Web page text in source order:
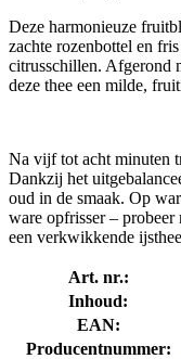
Deze harmonieuze
zachte rozenbottel en
citrusschillen. Afgerond
deze thee een milde,
Na vijf tot acht minuten
Dankzij het
oud in de smaak. Op
ware opfrisser – probeer
een verkwikkende
Art. nr.:
Inhoud:
EAN:
Producentnummer: